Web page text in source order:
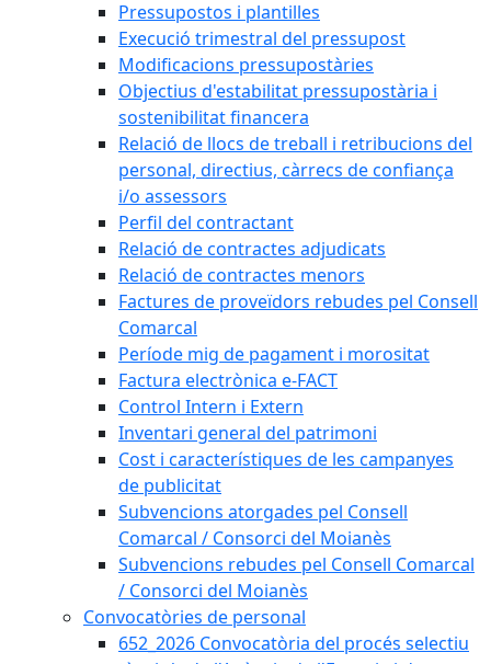
Pressupostos i plantilles
Execució trimestral del pressupost
Modificacions pressupostàries
Objectius d'estabilitat pressupostària i
sostenibilitat financera
Relació de llocs de treball i retribucions del
personal, directius, càrrecs de confiança
i/o assessors
Perfil del contractant
Relació de contractes adjudicats
Relació de contractes menors
Factures de proveïdors rebudes pel Consell
Comarcal
Període mig de pagament i morositat
Factura electrònica e-FACT
Control Intern i Extern
Inventari general del patrimoni
Cost i característiques de les campanyes
de publicitat
Subvencions atorgades pel Consell
Comarcal / Consorci del Moianès
Subvencions rebudes pel Consell Comarcal
/ Consorci del Moianès
Convocatòries de personal
652_2026 Convocatòria del procés selectiu